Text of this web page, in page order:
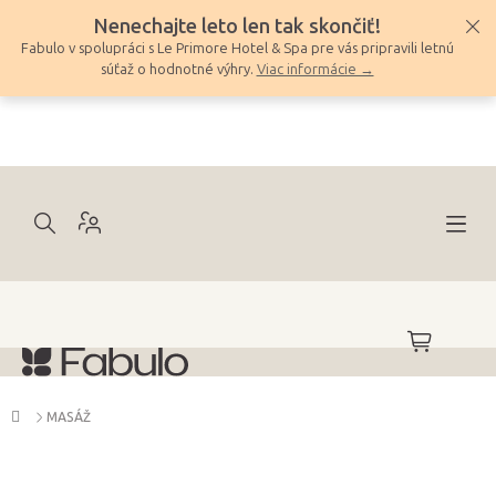
obsah
Nenechajte leto len tak skončiť!
Fabulo v spolupráci s Le Primore Hotel & Spa pre vás pripravili letnú
súťaž o hodnotné výhry. Viac informácie →
NÁKUPNÝ
KOŠÍK
Domov
MASÁŽ